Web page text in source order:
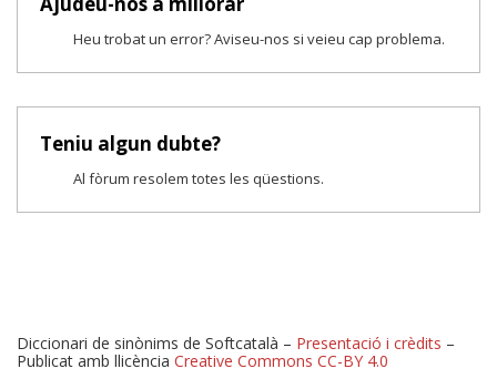
Heu trobat un error? Aviseu-nos si veieu cap problema.
Teniu algun dubte?
Al fòrum resolem totes les qüestions.
Diccionari de sinònims de Softcatalà – Presentació i crèdits –
Publicat amb llicència Creative Commons CC-BY 4.0